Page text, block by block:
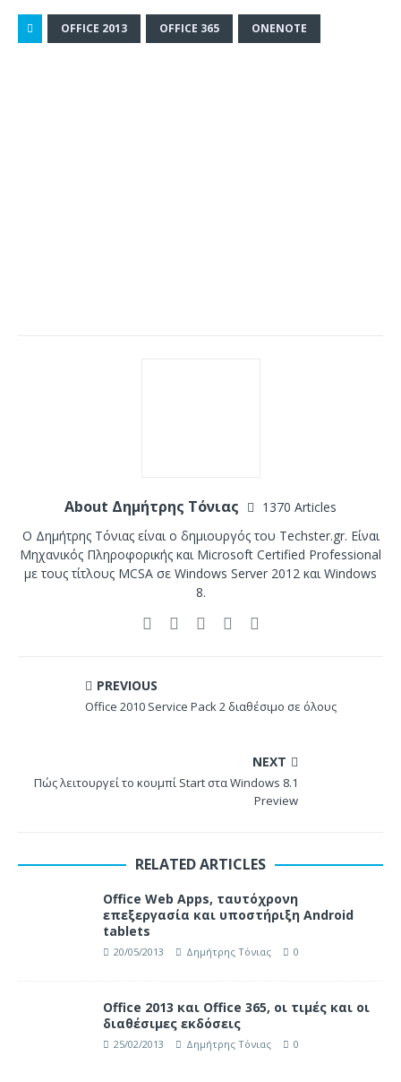
OFFICE 2013 OFFICE 365 ONENOTE
About Δημήτρης Τόνιας
1370 Articles
Ο Δημήτρης Τόνιας είναι ο δημιουργός του Techster.gr. Είναι
Μηχανικός Πληροφορικής και Microsoft Certified Professional
με τους τίτλους MCSA σε Windows Server 2012 και Windows
8.
PREVIOUS
Office 2010 Service Pack 2 διαθέσιμο σε όλους
NEXT
Πώς λειτουργεί το κουμπί Start στα Windows 8.1
Preview
RELATED ARTICLES
Office Web Apps, ταυτόχρονη
επεξεργασία και υποστήριξη Android
tablets
20/05/2013 Δημήτρης Τόνιας 0
Office 2013 και Office 365, οι τιμές και οι
διαθέσιμες εκδόσεις
25/02/2013 Δημήτρης Τόνιας 0